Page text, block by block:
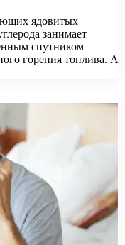
ядовитых
занимает
спутником
горения топлива. А